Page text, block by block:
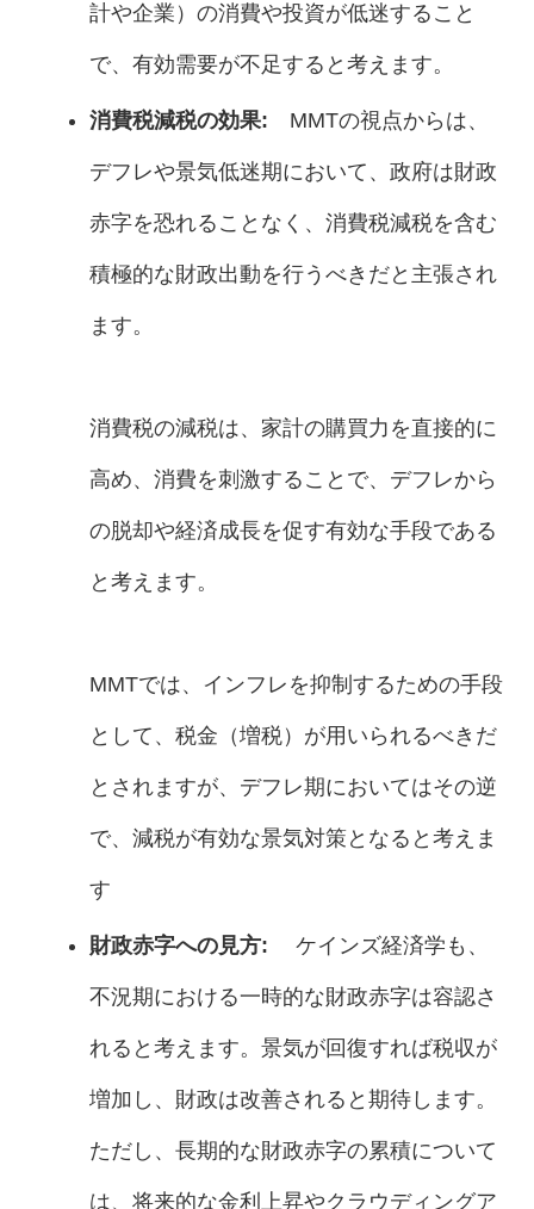
計や企業）の消費や投資が低迷すること
で、有効需要が不足すると考えます。
消費税減税の効果: MMTの視点からは、
デフレや景気低迷期において、政府は財政
赤字を恐れることなく、消費税減税を含む
積極的な財政出動を行うべきだと主張され
ます。
消費税の減税は、家計の購買力を直接的に
高め、消費を刺激することで、デフレから
の脱却や経済成長を促す有効な手段である
と考えます。
MMTでは、インフレを抑制するための手段
として、税金（増税）が用いられるべきだ
とされますが、デフレ期においてはその逆
で、減税が有効な景気対策となると考えま
す
財政赤字への見方: ケインズ経済学も、
不況期における一時的な財政赤字は容認さ
れると考えます。景気が回復すれば税収が
増加し、財政は改善されると期待します。
ただし、長期的な財政赤字の累積について
は、将来的な金利上昇やクラウディングア